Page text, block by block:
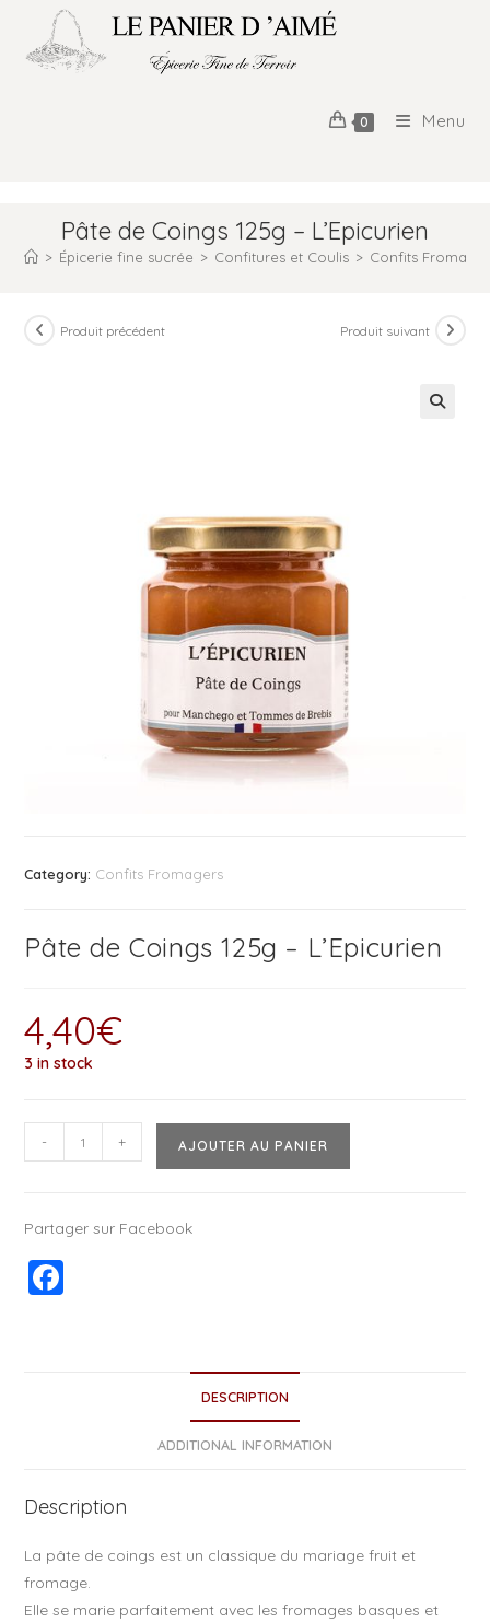
0 Menu
Pâte de Coings 125g – L’Epicurien
> Épicerie fine sucrée > Confitures et Coulis > Confits
Produit précédent Produit suivant
Category: Confits Fromagers
Pâte de Coings 125g – L’Epicurien
4,40€
3 in stock
- + AJOUTER AU PANIER
Partager sur Facebook
o
k
DESCRIPTION
ADDITIONAL INFORMATION
Description
La pâte de coings est un classique du mariage fruit et
fromage.
Elle se marie parfaitement avec les fromages basques et